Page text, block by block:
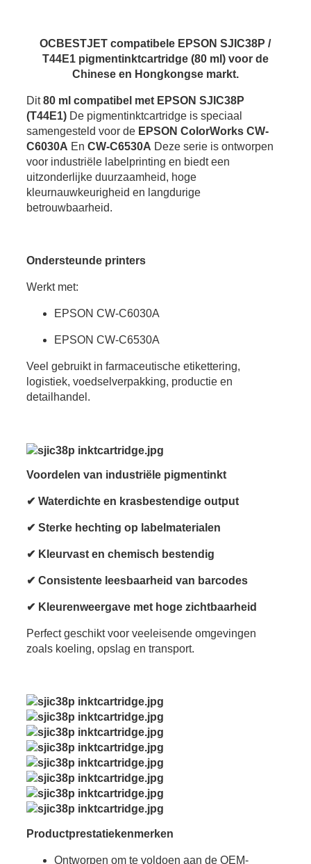
OCBESTJET compatibele EPSON SJIC38P /
T44E1 pigmentinktcartridge (80 ml) voor de
Chinese en Hongkongse markt.
Dit80 ml compatibel met EPSON SJIC38P
(T44E1)De pigmentinktcartridge is speciaal
samengesteld voor de EPSON ColorWorks CW-
C6030A En CW-C6530A Deze serie is ontworpen
voor industriële labelprinting en biedt een
uitzonderlijke duurzaamheid, hoge
kleurnauwkeurigheid en langdurige
betrouwbaarheid.
Ondersteunde printers
Werkt met:
EPSON CW-C6030A
EPSON CW-C6530A
Veel gebruikt in farmaceutische etikettering,
logistiek, voedselverpakking, productie en
detailhandel.
Voordelen van industriële pigmentinkt
✔ Waterdichte en krasbestendige output
✔ Sterke hechting op labelmaterialen
✔ Kleurvast en chemisch bestendig
✔ Consistente leesbaarheid van barcodes
✔ Kleurenweergave met hoge zichtbaarheid
Perfect geschikt voor veeleisende omgevingen
zoals koeling, opslag en transport.
Productprestatiekenmerken
Ontworpen om te voldoen aan de OEM-